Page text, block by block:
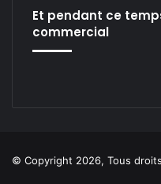
Et pendant ce
commercial
© Copyright 2026, Tous